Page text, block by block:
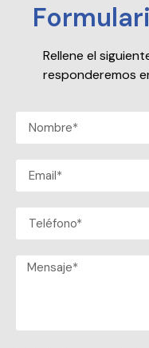
Rellene el
responderemos